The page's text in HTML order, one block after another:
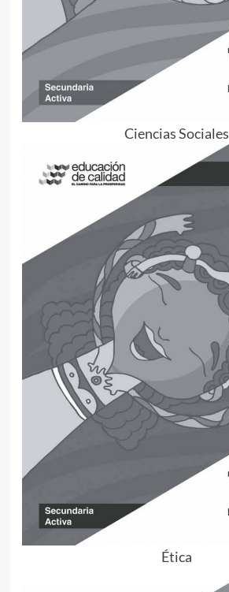
Ciencias Sociales
Ética